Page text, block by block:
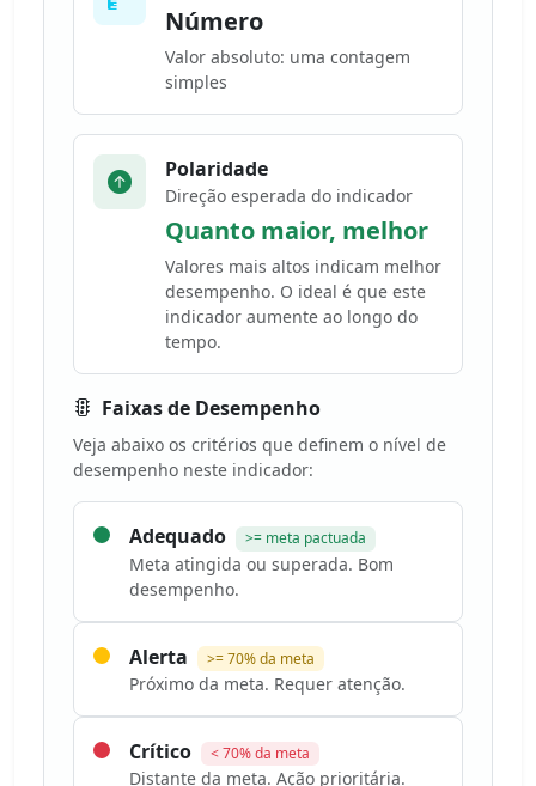
Número
Valor absoluto: uma contagem
simples
Polaridade
Direção esperada do indicador
Quanto maior, melhor
Valores mais altos indicam melhor
desempenho. O ideal é que este
indicador aumente ao longo do
tempo.
Faixas de Desempenho
Veja abaixo os critérios que definem o nível de
desempenho neste indicador:
Adequado >= meta pactuada
Meta atingida ou superada. Bom
desempenho.
Alerta >= 70% da meta
Próximo da meta. Requer atenção.
Crítico < 70% da meta
Distante da meta. Ação prioritária.